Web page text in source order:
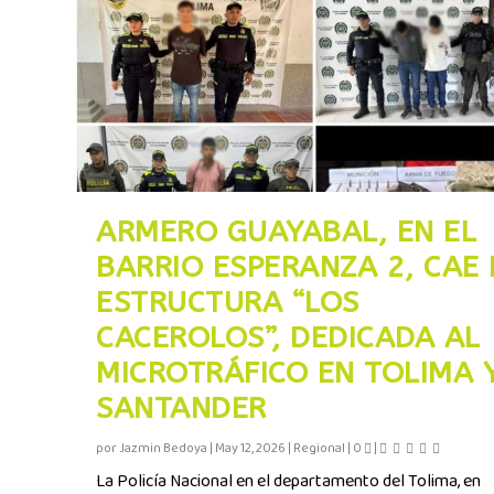
ARMERO GUAYABAL, EN EL
BARRIO ESPERANZA 2, CAE
ESTRUCTURA “LOS
CACEROLOS”, DEDICADA AL
MICROTRÁFICO EN TOLIMA
SANTANDER
porJazmin Bedoya | May 12, 2026 | Regional | 0 |
La Policía Nacional en el departamento del Tolima, en